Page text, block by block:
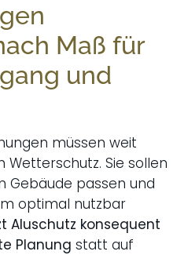
Maß für
und
müssen weit
Sie sollen
Gebäude passen und
optimal nutzbar
Aluschutz konsequent
Planung statt auf